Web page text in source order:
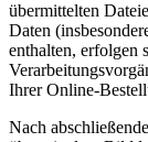
übermittelten
Daten
enthalten, erfolgen
Ihrer Online-
Nach